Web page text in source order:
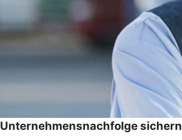
Unternehmensnachfolge sichern